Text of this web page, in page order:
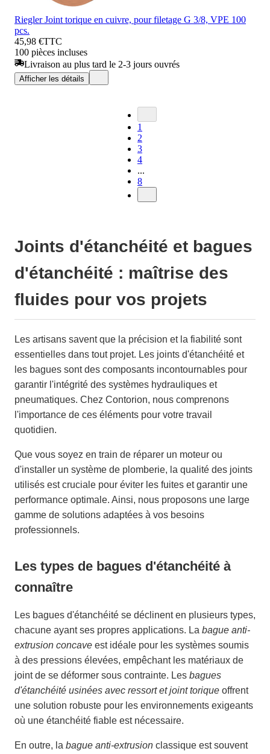
Riegler Joint torique en cuivre, pour filetage G 3/8, VPE 100
pcs.
45,98 €TTC
100 pièces incluses
Livraison au plus tard le 2-3 jours ouvrés
Afficher les détails
1
2
3
4
...
8
Joints d'étanchéité et bagues
d'étanchéité : maîtrise des
fluides pour vos projets
Les artisans savent que la précision et la fiabilité sont
essentielles dans tout projet. Les joints d'étanchéité et
les bagues sont des composants incontournables pour
garantir l'intégrité des systèmes hydrauliques et
pneumatiques. Chez Contorion, nous comprenons
l'importance de ces éléments pour votre travail
quotidien.
Que vous soyez en train de réparer un moteur ou
d'installer un système de plomberie, la qualité des joints
utilisés est cruciale pour éviter les fuites et garantir une
performance optimale. Ainsi, nous proposons une large
gamme de solutions adaptées à vos besoins
professionnels.
Les types de bagues d'étanchéité à
connaître
Les bagues d'étanchéité se déclinent en plusieurs types,
chacune ayant ses propres applications. La bague anti-
extrusion concave est idéale pour les systèmes soumis
à des pressions élevées, empêchant les matériaux de
joint de se déformer sous contrainte. Les bagues
d'étanchéité usinées avec ressort et joint torique offrent
une solution robuste pour les environnements exigeants
où une étanchéité fiable est nécessaire.
En outre, la bague anti-extrusion classique est souvent